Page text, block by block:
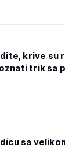
krive su
trik sa
sa